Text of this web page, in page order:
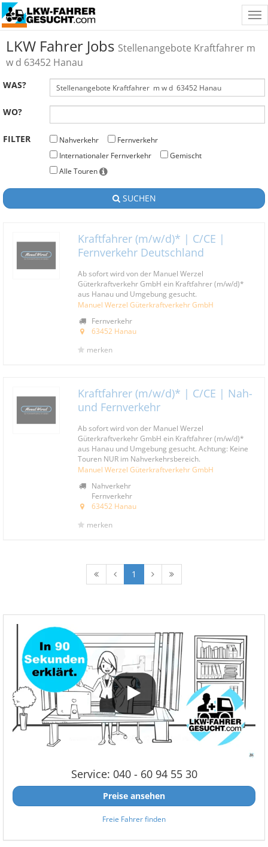
LKW Fahrer Jobs Stellenangebote Kraftfahrer m
w d 63452 Hanau
WAS?
WO?
FILTER Nahverkehr
Fernverkehr
Internationaler Fernverkehr
Gemischt
Alle Touren
SUCHEN
Kraftfahrer (m/w/d)* | C/CE |
Fernverkehr Deutschland
Ab sofort wird von der Manuel Werzel
Güterkraftverkehr GmbH ein Kraftfahrer (m/w/d)*
aus Hanau und Umgebung gesucht.
Manuel Werzel Güterkraftverkehr GmbH
Fernverkehr
63452 Hanau
merken
Kraftfahrer (m/w/d)* | C/CE | Nah-
und Fernverkehr
Ab sofort wird von der Manuel Werzel
Güterkraftverkehr GmbH ein Kraftfahrer (m/w/d)*
aus Hanau und Umgebung gesucht. Achtung: Keine
Touren NUR im Nahverkehrsbereich.
Manuel Werzel Güterkraftverkehr GmbH
Nahverkehr
Fernverkehr
63452 Hanau
merken
1
Service: 040 - 60 94 55 30
Preise ansehen
Freie Fahrer finden